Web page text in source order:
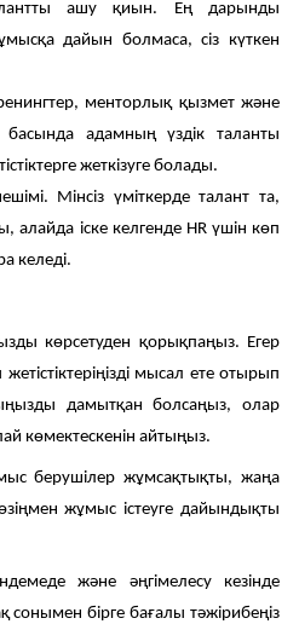
ашу қиын. Ең дарынды
дайын болмаса, сіз күткен
менторлық қызмет және
басында адамның үздік таланты
жеткізуге болады.
Мінсіз үміткерде талант та,
алайда іске келгенде HRүшін көп
келеді.
көрсетуден қорықпаңыз. Егер
мысал ете отырып
дамытқан болсаңыз, олар
көмектескенін айтыңыз.
берушілер жұмсақтықты, жаңа
жұмыс істеуге дайындықты
және әңгімелесу кезінде
сонымен бірге бағалы тәжірибеңіз